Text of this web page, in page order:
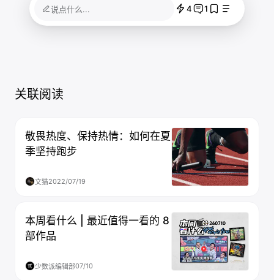
说点什么... 4 1
关联阅读
敬畏热度、保持热情：如何在夏
季坚持跑步
文猫2022/07/19
本周看什么 | 最近值得一看的 8
部作品
少数派编辑部07/10